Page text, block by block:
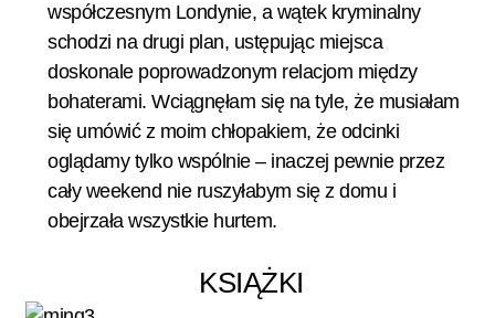
współczesnym Londynie, a wątek kryminalny
schodzi na drugi plan, ustępując miejsca
doskonale poprowadzonym relacjom między
bohaterami. Wciągnęłam się na tyle, że musiałam
się umówić z moim chłopakiem, że odcinki
oglądamy tylko wspólnie – inaczej pewnie przez
cały weekend nie ruszyłabym się z domu i
obejrzała wszystkie hurtem.
KSIĄŻKI